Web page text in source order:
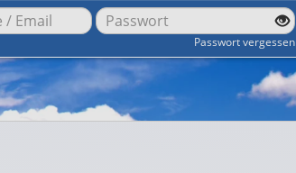
Passwort vergessen